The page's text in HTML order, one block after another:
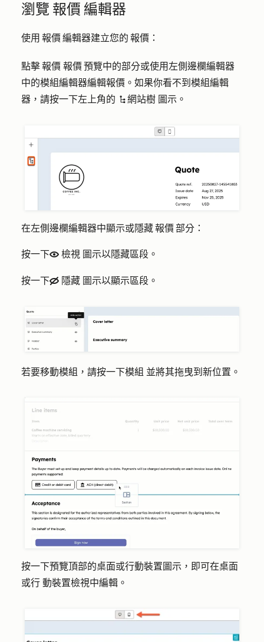
瀏覽 報價 編輯器
使用 報價 編輯器建立您的 報價：
點擊 報價 報價 預覽中的部分或使用左側邊欄編輯器
中的模組編輯器編輯報價。如果你看不到模組編輯
器，請按一下左上角的 siteTree網站樹 圖示。
在左側邊欄編輯器中顯示或隱藏 報價 部分：
按一下view 檢視 圖示以隱藏區段。
按一下hide 隱藏 圖示以顯示區段。
若要移動模組，請按一下模組 並將其拖曳到新位置。
按一下預覽頂部的桌面或行動裝置圖示，即可在桌面
或行 動裝置檢視中編輯。